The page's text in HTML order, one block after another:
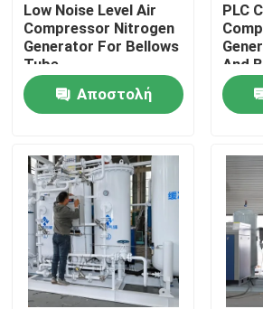
Σπίτι
Προϊόντα
Σχετικά με εμάς
Επισκεψή εργοστασίου
Low Noise Level Air
Compressor Nitrogen
Generator For Bellows
Tube
Αποστολή
PLC
And